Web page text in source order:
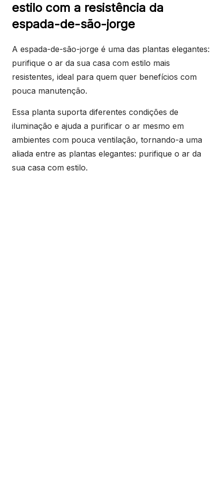
estilo com a resistência da
espada-de-são-jorge
A espada-de-são-jorge é uma das plantas elegantes:
purifique o ar da sua casa com estilo mais
resistentes, ideal para quem quer benefícios com
pouca manutenção.
Essa planta suporta diferentes condições de
iluminação e ajuda a purificar o ar mesmo em
ambientes com pouca ventilação, tornando-a uma
aliada entre as plantas elegantes: purifique o ar da
sua casa com estilo.